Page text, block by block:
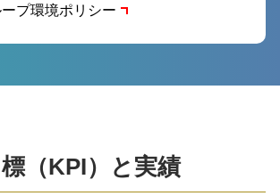
プ環境ポリシー
標（KPI）と実績